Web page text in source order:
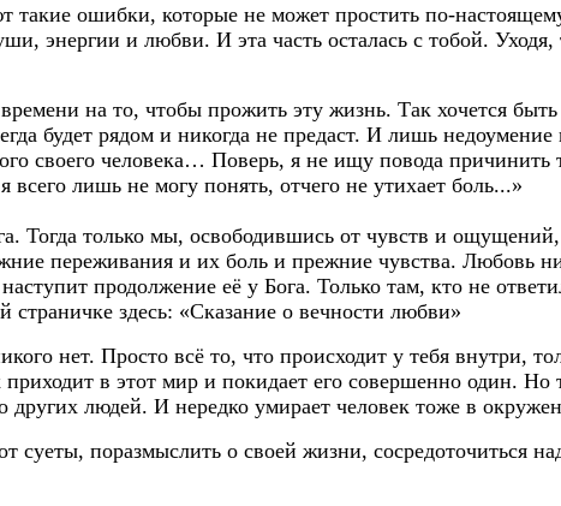
ошибки, которые не может простить по-
энергии и любви. И эта часть осталась с тобой. Уходя,
на то, чтобы прожить эту жизнь. Так хочется
будет рядом и никогда не предаст. И лишь
своего человека… Поверь, я не ищу повода
лишь не могу понять, отчего не утихает боль...»
Тогда только мы, освободившись от чувств и ощущений,
переживания и их боль и прежние чувства. Любовь
продолжение её у Бога. Только там, кто не
здесь: «Сказание о вечности любви»
нет. Просто всё то, что происходит у тебя внутри,
в этот мир и покидает его совершенно один.
других людей. И нередко умирает человек тоже в
поразмыслить о своей жизни, сосредоточиться